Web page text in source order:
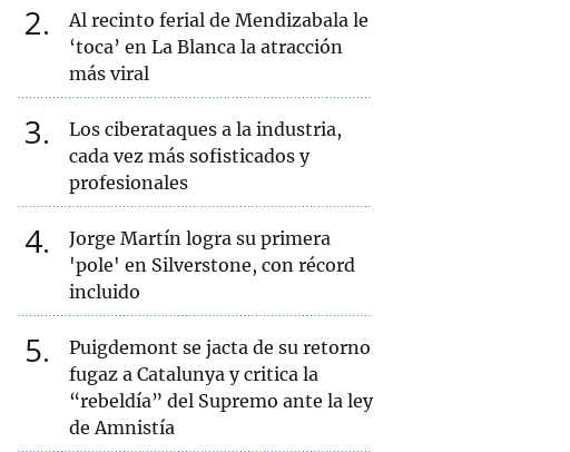
2
Al recinto ferial de Mendizabala le
‘toca’ en La Blanca la atracción
más viral
3
Los ciberataques a la industria,
cada vez más sofisticados y
profesionales
4
Jorge Martín logra su primera
'pole' en Silverstone, con récord
incluido
5
Puigdemont se jacta de su retorno
fugaz a Catalunya y critica la
“rebeldía” del Supremo ante la ley
de Amnistía